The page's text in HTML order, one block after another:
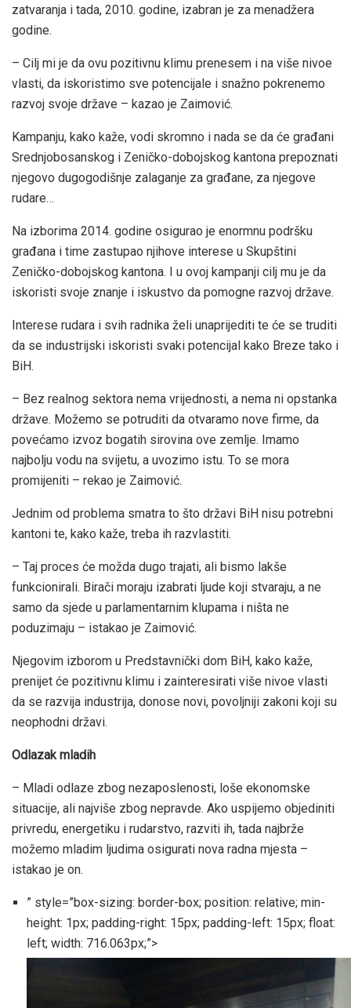
zatvaranja i tada, 2010. godine, izabran je za menadžera
godine.
– Cilj mi je da ovu pozitivnu klimu prenesem i na više nivoe
vlasti, da iskoristimo sve potencijale i snažno pokrenemo
razvoj svoje države – kazao je Zaimović.
Kampanju, kako kaže, vodi skromno i nada se da će građani
Srednjobosanskog i Zeničko-dobojskog kantona prepoznati
njegovo dugogodišnje zalaganje za građane, za njegove
rudare…
Na izborima 2014. godine osigurao je enormnu podršku
građana i time zastupao njihove interese u Skupštini
Zeničko-dobojskog kantona. I u ovoj kampanji cilj mu je da
iskoristi svoje znanje i iskustvo da pomogne razvoj države.
Interese rudara i svih radnika želi unaprijediti te će se truditi
da se industrijski iskoristi svaki potencijal kako Breze tako i
BiH.
– Bez realnog sektora nema vrijednosti, a nema ni opstanka
države. Možemo se potruditi da otvaramo nove firme, da
povećamo izvoz bogatih sirovina ove zemlje. Imamo
najbolju vodu na svijetu, a uvozimo istu. To se mora
promijeniti – rekao je Zaimović.
Jednim od problema smatra to što državi BiH nisu potrebni
kantoni te, kako kaže, treba ih razvlastiti.
– Taj proces će možda dugo trajati, ali bismo lakše
funkcionirali. Birači moraju izabrati ljude koji stvaraju, a ne
samo da sjede u parlamentarnim klupama i ništa ne
poduzimaju – istakao je Zaimović.
Njegovim izborom u Predstavnički dom BiH, kako kaže,
prenijet će pozitivnu klimu i zainteresirati više nivoe vlasti
da se razvija industrija, donose novi, povoljniji zakoni koji su
neophodni državi.
Odlazak mladih
– Mladi odlaze zbog nezaposlenosti, loše ekonomske
situacije, ali najviše zbog nepravde. Ako uspijemo objediniti
privredu, energetiku i rudarstvo, razviti ih, tada najbrže
možemo mladim ljudima osigurati nova radna mjesta –
istakao je on.
” style=”box-sizing: border-box; position: relative; min-
height: 1px; padding-right: 15px; padding-left: 15px; float:
left; width: 716.063px;”>